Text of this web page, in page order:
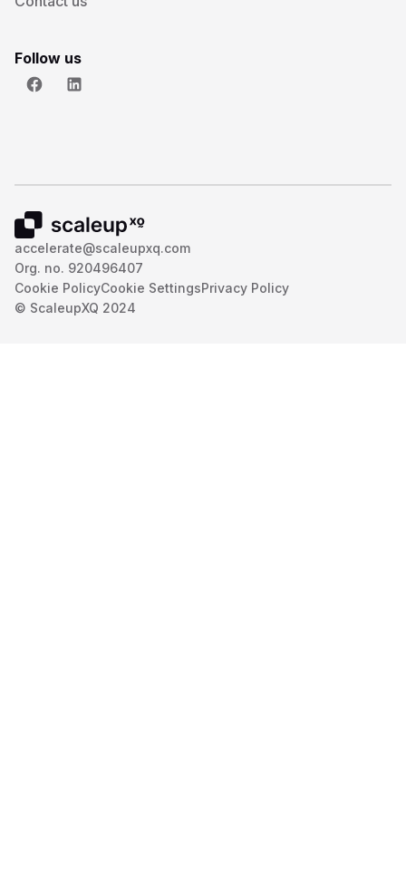
Follow us
accelerate@scaleupxq.com
Org. no. 920496407
Cookie PolicyCookie SettingsPrivacy Policy
© ScaleupXQ 2024